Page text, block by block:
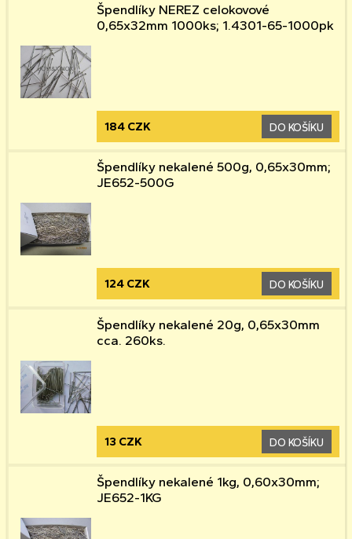
Špendlíky NEREZ celokovové
0,65x32mm 1000ks; 1.4301-65-1000pk
184 CZK DO KOŠÍKU
Špendlíky nekalené 500g, 0,65x30mm;
JE652-500G
124 CZK DO KOŠÍKU
Špendlíky nekalené 20g, 0,65x30mm
cca. 260ks.
13 CZK DO KOŠÍKU
Špendlíky nekalené 1kg, 0,60x30mm;
JE652-1KG